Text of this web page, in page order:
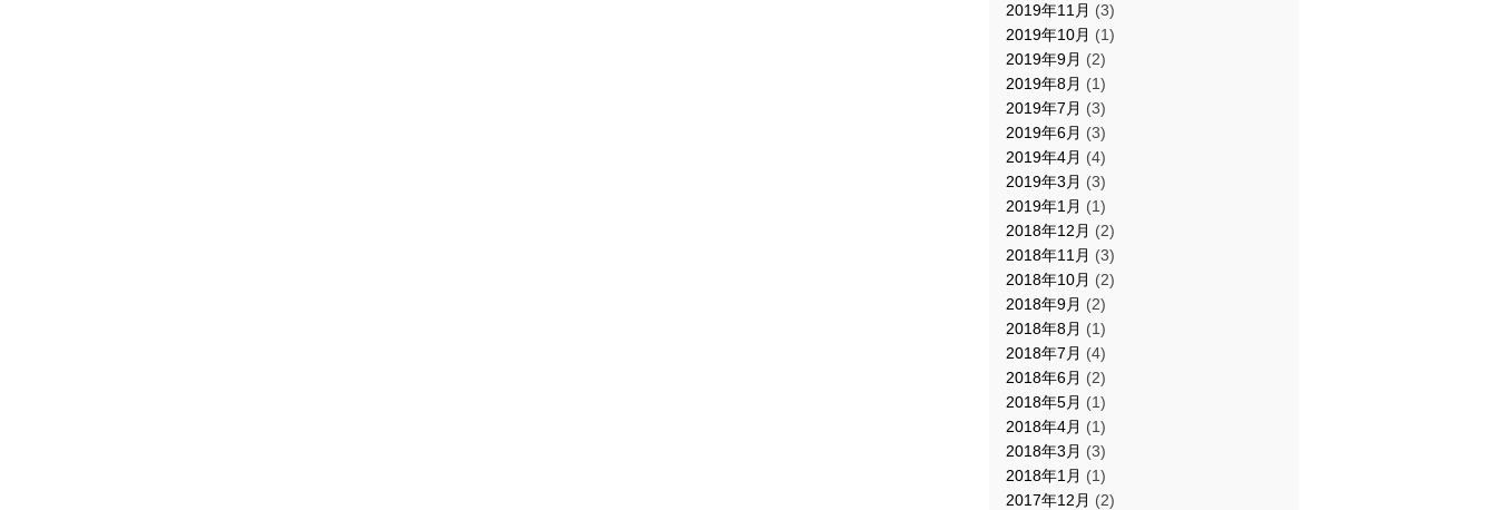
2019年11月 (3)
2019年10月 (1)
2019年9月 (2)
2019年8月 (1)
2019年7月 (3)
2019年6月 (3)
2019年4月 (4)
2019年3月 (3)
2019年1月 (1)
2018年12月 (2)
2018年11月 (3)
2018年10月 (2)
2018年9月 (2)
2018年8月 (1)
2018年7月 (4)
2018年6月 (2)
2018年5月 (1)
2018年4月 (1)
2018年3月 (3)
2018年1月 (1)
2017年12月 (2)